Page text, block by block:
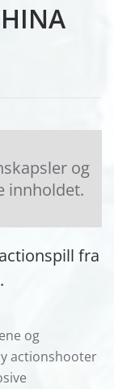
og
innholdet.
fra
og
actionshooter